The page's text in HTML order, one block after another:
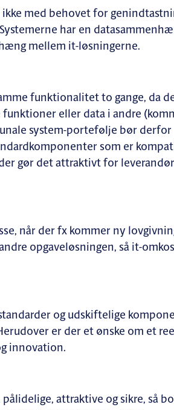
med behovet for
har en
mellem it-løsningerne.
funktionalitet to gange, da
eller data i andre
system-portefølje bør derfor
som er
gør det attraktivt for
når der fx kommer ny
opgaveløsningen, så it-
og udskiftelige
er der et ønske om et
innovation.
attraktive og sikre, så